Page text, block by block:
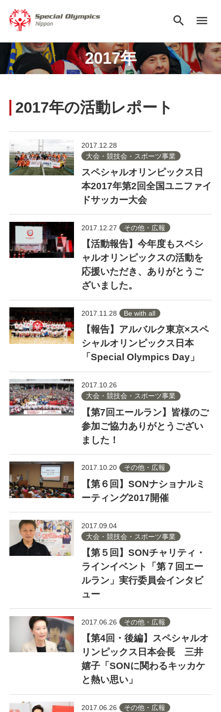
search menu
2017年
2017年の活動レポート
2017.12.28
大会・競技会・スポーツ事業
スペシャルオリンピックス日
本2017年第2回全国ユニファイ
ドサッカー大会
2017.12.27 その他・広報
【活動報告】今年度もスペシ
ャルオリンピックスの活動を
応援いただき、ありがとうご
ざいました。
2017.11.28 Be with all
【報告】アルバルク東京×スペ
シャルオリンピックス日本
「Special Olympics Day」
2017.10.26
大会・競技会・スポーツ事業
【第7回エールラン】皆様のご
参加ご協力ありがとうござい
ました！
2017.10.20 その他・広報
【第６回】SONナショナルミ
ーティング2017開催
2017.09.04
大会・競技会・スポーツ事業
【第５回】SONチャリティ・
ラインイベント「第７回エー
ルラン」実行委員会インタビ
ュー
2017.06.26 その他・広報
【第4回・後編】スペシャルオ
リンピックス日本会長 三井
嬉子「SONに関わるキッカケ
と熱い思い」
2017.06.26 その他・広報